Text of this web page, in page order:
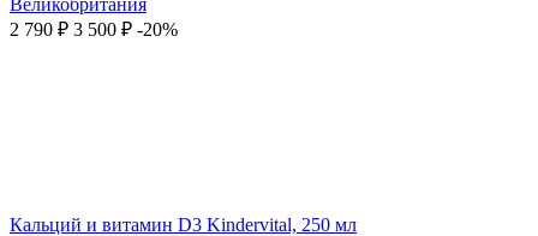
Великобритания
2 790 ₽ 3 500 ₽ -20%
Кальций и витамин D3 Kindervital, 250 мл